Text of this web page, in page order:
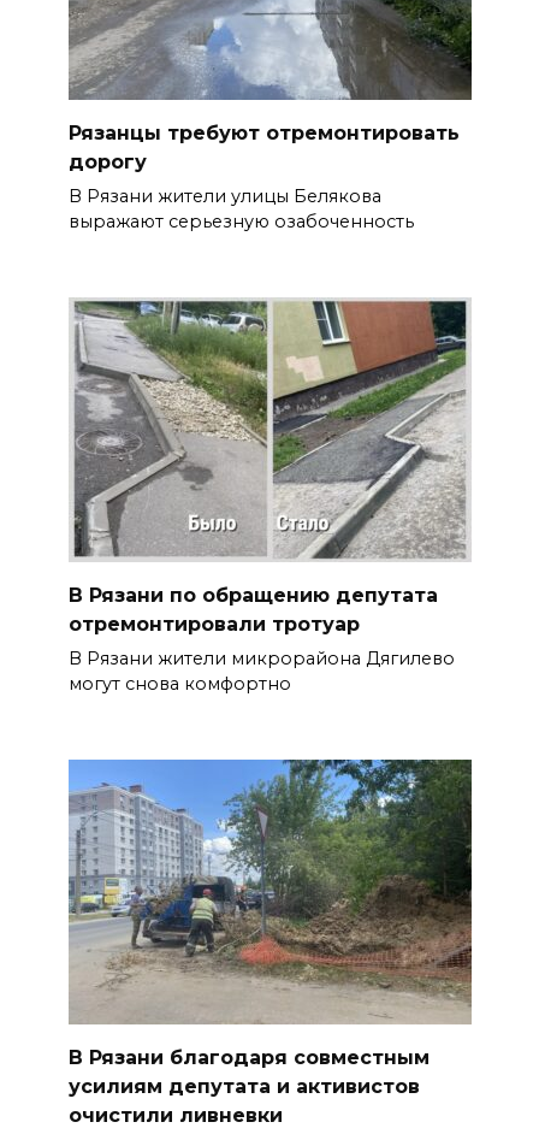
Рязанцы требуют отремонтировать
дорогу
В Рязани жители улицы Белякова
выражают серьезную озабоченность
В Рязани по обращению депутата
отремонтировали тротуар
В Рязани жители микрорайона Дягилево
могут снова комфортно
В Рязани благодаря совместным
усилиям депутата и активистов
очистили ливневки